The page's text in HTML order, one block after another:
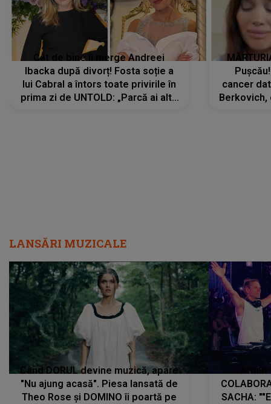
Cât de bine îi merge Andreei
Ibacka după divorț! Fosta soție a
lui Cabral a întors toate privirile în
prima zi de UNTOLD: „Parcă ai altă
cancer
LANSĂRI MUZICALE
Când DORUL devine muzică, apare
"Nu ajung acasă". Piesa lansată de
Theo Rose și DOMINO îi poartă pe
SACHA: